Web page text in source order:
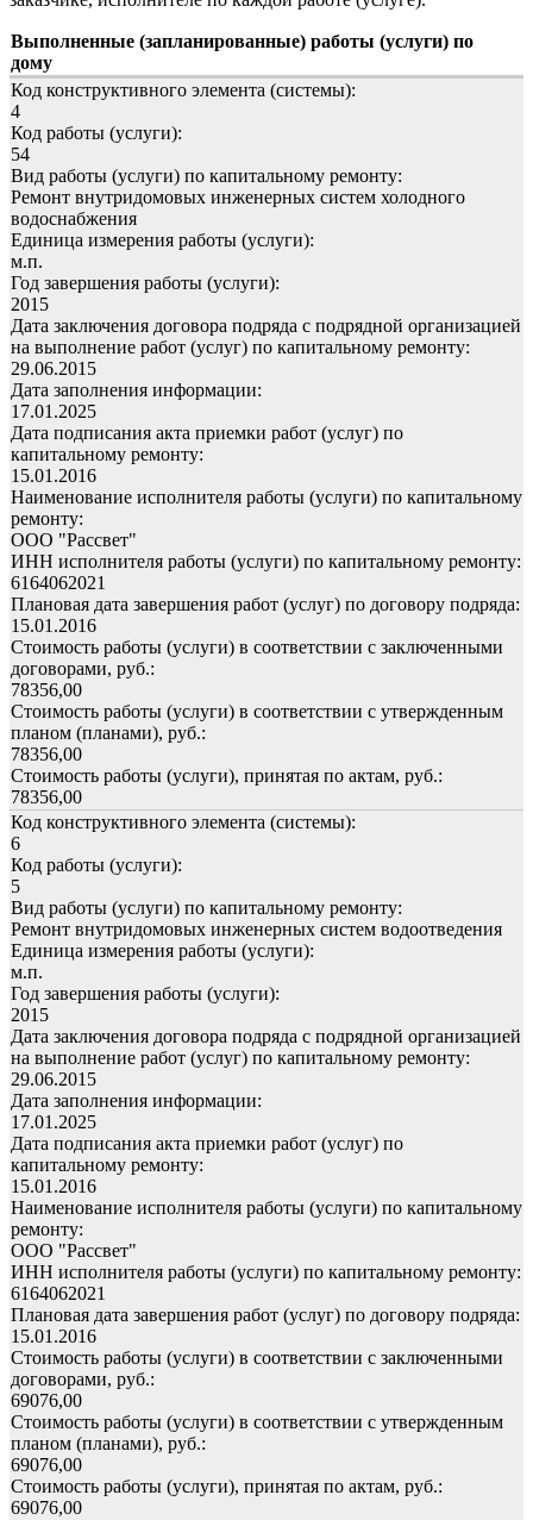
Выполненные (запланированные) работы (услуги) по
дому
Код конструктивного элемента (системы):
4
Код работы (услуги):
54
Вид работы (услуги) по капитальному ремонту:
Ремонт внутридомовых инженерных систем холодного
водоснабжения
Единица измерения работы (услуги):
м.п.
Год завершения работы (услуги):
2015
Дата заключения договора подряда с подрядной организацией
на выполнение работ (услуг) по капитальному ремонту:
29.06.2015
Дата заполнения информации:
17.01.2025
Дата подписания акта приемки работ (услуг) по
капитальному ремонту:
15.01.2016
Наименование исполнителя работы (услуги) по капитальному
ремонту:
ООО "Рассвет"
ИНН исполнителя работы (услуги) по капитальному ремонту:
6164062021
Плановая дата завершения работ (услуг) по договору подряда:
15.01.2016
Стоимость работы (услуги) в соответствии с заключенными
договорами, руб.:
78356,00
Стоимость работы (услуги) в соответствии с утвержденным
планом (планами), руб.:
78356,00
Стоимость работы (услуги), принятая по актам, руб.:
78356,00
Код конструктивного элемента (системы):
6
Код работы (услуги):
5
Вид работы (услуги) по капитальному ремонту:
Ремонт внутридомовых инженерных систем водоотведения
Единица измерения работы (услуги):
м.п.
Год завершения работы (услуги):
2015
Дата заключения договора подряда с подрядной организацией
на выполнение работ (услуг) по капитальному ремонту:
29.06.2015
Дата заполнения информации:
17.01.2025
Дата подписания акта приемки работ (услуг) по
капитальному ремонту:
15.01.2016
Наименование исполнителя работы (услуги) по капитальному
ремонту:
ООО "Рассвет"
ИНН исполнителя работы (услуги) по капитальному ремонту:
6164062021
Плановая дата завершения работ (услуг) по договору подряда:
15.01.2016
Стоимость работы (услуги) в соответствии с заключенными
договорами, руб.:
69076,00
Стоимость работы (услуги) в соответствии с утвержденным
планом (планами), руб.:
69076,00
Стоимость работы (услуги), принятая по актам, руб.:
69076,00